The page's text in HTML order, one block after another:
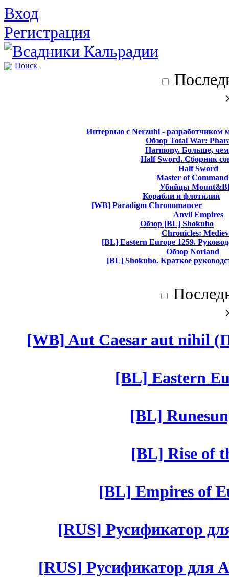
Вход
Регистрация
Поиск
Интервью с Nerzuhl - разработчиком
Обзор Total War:
Harmony. Больше,
Half Sword. Сборник
Half Sword
Master of Command
Убийцы
Корабли и флотилии
[WB] Paradigm Chronomancer
Anvil Empires
Обзор [BL] Shokuho
Chronicles:
[BL] Eastern Europe 1259.
Обзор Norland
[BL] Shokuho. Краткое
[WB] Aut Caesar aut nihil
[BL] Eastern
[BL]
[BL] Rise of
[BL] Empires of
[RUS] Русификатор
[RUS] Русификатор для